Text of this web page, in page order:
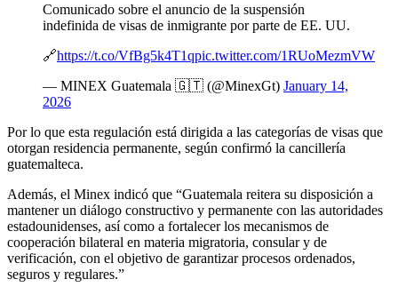
Comunicado sobre el anuncio de la suspensión
indefinida de visas de inmigrante por parte de EE. UU.
🔗https://t.co/VfBg5k4T1qpic.twitter.com/1RUoMezmVW
— MINEX Guatemala 🇬🇹 (@MinexGt) January 14,
2026
Por lo que esta regulación está dirigida a las categorías de visas que
otorgan residencia permanente, según confirmó la cancillería
guatemalteca.
Además, el Minex indicó que “Guatemala reitera su disposición a
mantener un diálogo constructivo y permanente con las autoridades
estadounidenses, así como a fortalecer los mecanismos de
cooperación bilateral en materia migratoria, consular y de
verificación, con el objetivo de garantizar procesos ordenados,
seguros y regulares.”